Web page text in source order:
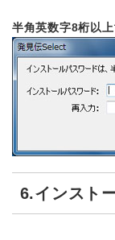
半角英数字8桁以上
6.インスト